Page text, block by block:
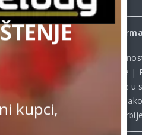
Kupovina na sajtu obavlja se
Republike Srbije, uključujući **
Srbije
Politika
odustanak od kupovine |
kupci,